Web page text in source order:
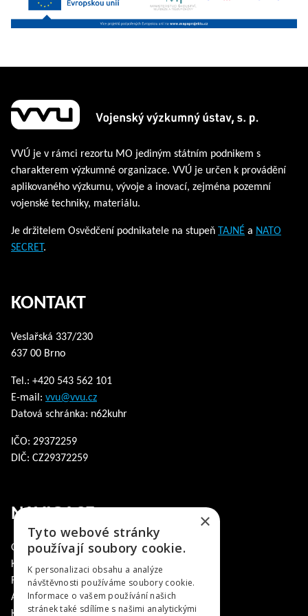
VVÚ je v rámci rezortu MO jediným státním podnikem s
charakterem výzkumné organizace. VVÚ je určen k provádění
aplikovaného výzkumu, vývoje a inovací, zejména pozemní
vojenské techniky, materiálu.
Je držitelem Osvědčení podnikatele na stupeň TAJNÉ a NATO
SECRET.
KONTAKT
Veslařská 337/230
637 00 Brno
Tel.: +420 543 562 101
E-mail: vvu@vvu.cz
Datová schránka: n62kuhr
IČO: 29372259
DIČ: CZ29372259
NAVIGACE
O nás
Kompetence
Reference
Aktuality
×
Tyto webové stránky
používají soubory cookie.
K personalizaci obsahu a analýze
návštěvnosti používáme soubory cookie.
Informace o vašem používání našich
stránek také sdílíme s našimi analytickými